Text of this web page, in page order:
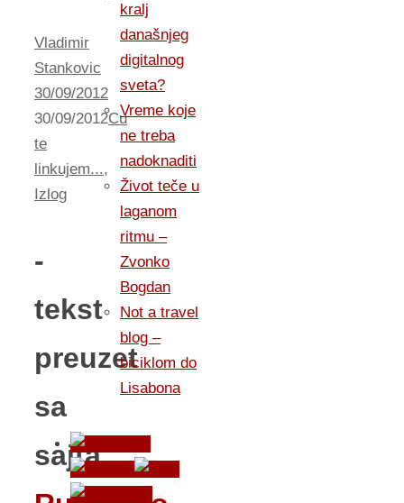
Vladimir
Stankovic
30/09/2012
30/09/2012Cu
te
linkujem...,
Izlog
-
tekst
preuzet
sa
sajta
kralj
današnjeg
digitalnog
sveta?
Vreme koje
ne treba
nadoknaditi
Život teče u
laganom
ritmu –
Zvonko
Bogdan
Not a travel
blog –
biciklom do
Lisabona